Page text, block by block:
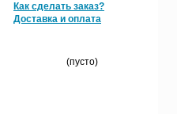
Как сделать заказ?
Доставка и оплата
(пусто)